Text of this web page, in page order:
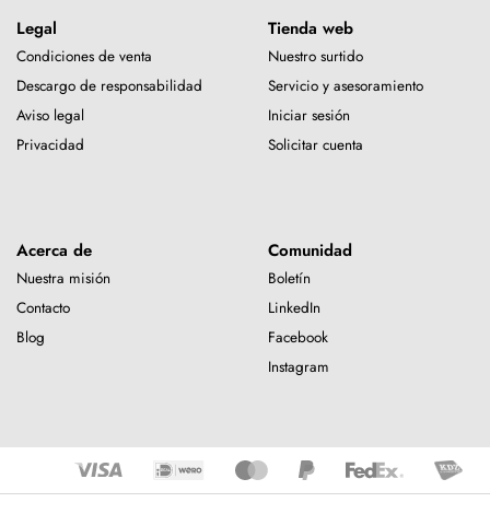
Legal
Condiciones de venta
Descargo de responsabilidad
Aviso legal
Privacidad
Tienda web
Nuestro surtido
Servicio y asesoramiento
Iniciar sesión
Solicitar cuenta
Acerca de
Nuestra misión
Contacto
Blog
Comunidad
Boletín
LinkedIn
Facebook
Instagram